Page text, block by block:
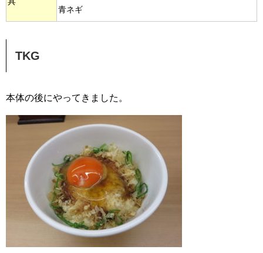
青ネギ
TKG
本体の後にやってきました。